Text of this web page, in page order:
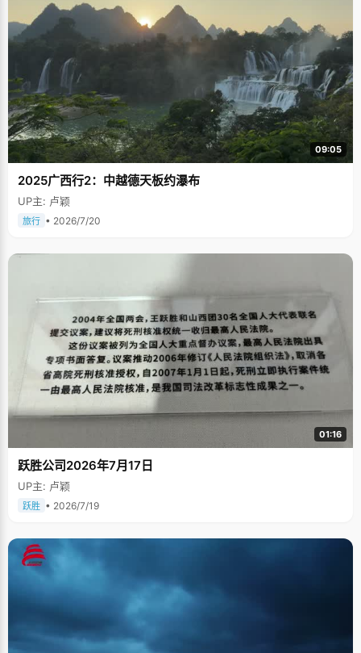
09:05
2025广西行2：中越德天板约瀑布
UP主: 卢颖
旅行 • 2026/7/20
01:16
跃胜公司2026年7月17日
UP主: 卢颖
跃胜 • 2026/7/19